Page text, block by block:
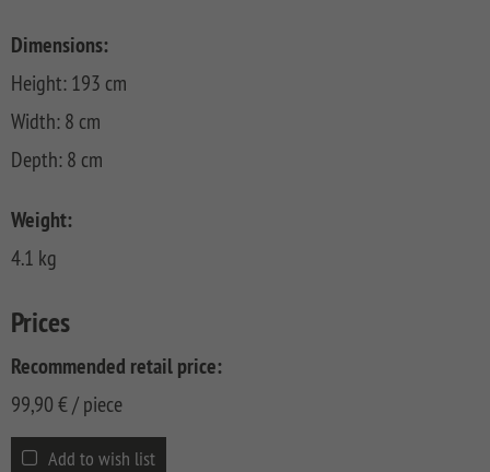
SYSTEM
WPC
PLATINUM
SYSTEM
WPC
SYSTEM
LICHT
SYSTEM
NEO
HOLZ
ARZAGO
GADA
XL
&
Dimensions:
Height: 193 cm
Width: 8 cm
Depth: 8 cm
Weight:
4.1 kg
Prices
Recommended retail price:
99,90 €/ piece
Add to wish list